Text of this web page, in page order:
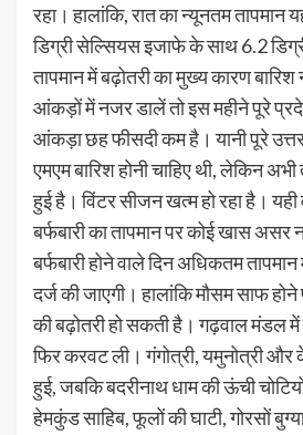
रहा। हालांकि, रात का न्यूनतम तापमान
डिग्री सेल्सियस इजाफे के साथ 6.2
तापमान में बढ़ोतरी का मुख्य कारण बारिश
आंकड़ों में नजर डालें तो इस महीने पूरे
आंकड़ा छह फीसदी कम है। यानी पूरे
एमएम बारिश होनी चाहिए थी, लेकिन
हुई है। विंटर सीजन खत्म हो रहा है।
बर्फबारी का तापमान पर कोई खास असर
बर्फबारी होने वाले दिन अधिकतम
दर्ज की जाएगी। हालांकि मौसम साफ होने
की बढ़ोतरी हो सकती है। गढ़वाल मंडल में
फिर करवट ली। गंगोत्री, यमुनोत्री और
हुई, जबकि बदरीनाथ धाम की ऊंची
हेमकुंड साहिब, फूलों की घाटी, गोरसों